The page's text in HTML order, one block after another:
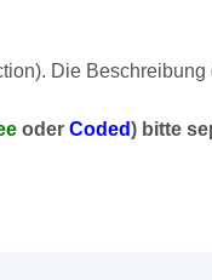
Die
oder Coded) bitte